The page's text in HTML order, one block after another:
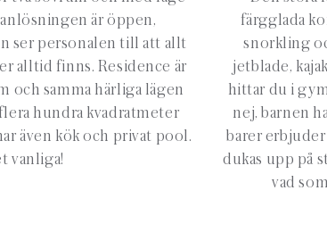
är öppen,
ser personalen till att allt
alltid finns. Residence är
och samma härliga lägen
hundra kvadratmeter
även kök och privat pool.
vanliga!
färgglada
snorkling
jetblade,
hittar du i
nej, barnen
barer
dukas upp på
vad